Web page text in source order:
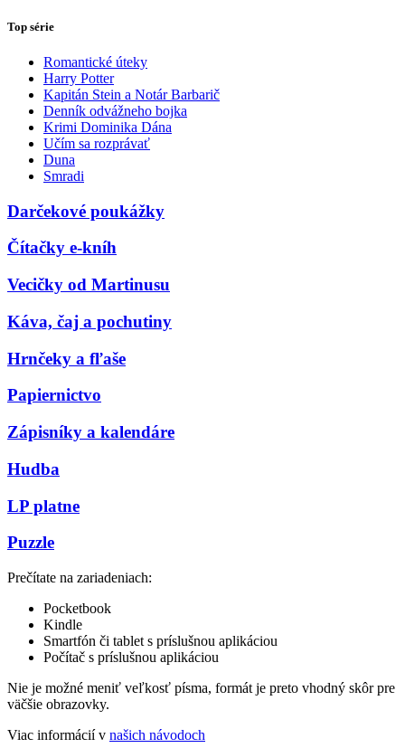
Top série
Romantické úteky
Harry Potter
Kapitán Stein a Notár Barbarič
Denník odvážneho bojka
Krimi Dominika Dána
Učím sa rozprávať
Duna
Smradi
Darčekové poukážky
Čítačky e-kníh
Vecičky od Martinusu
Káva, čaj a pochutiny
Hrnčeky a fľaše
Papiernictvo
Zápisníky a kalendáre
Hudba
LP platne
Puzzle
Prečítate na zariadeniach:
Pocketbook
Kindle
Smartfón či tablet s príslušnou aplikáciou
Počítač s príslušnou aplikáciou
Nie je možné meniť veľkosť písma, formát je preto vhodný skôr pre
väčšie obrazovky.
Viac informácií v našich návodoch